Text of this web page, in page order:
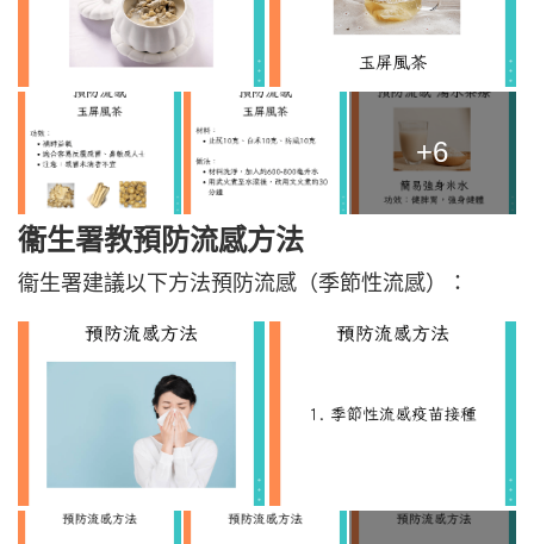
+6
衞生署教預防流感方法
衞生署建議以下方法預防流感（季節性流感）：